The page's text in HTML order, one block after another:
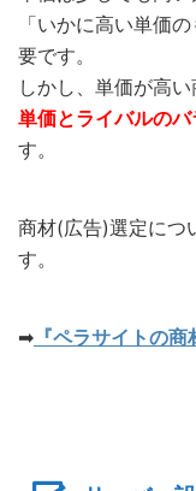
「いかに高い単価
要です。
しかし、単価が高
単価とライバルの
す。
商材(広告)選定につ
す。
➡︎ 『ペラサイトの